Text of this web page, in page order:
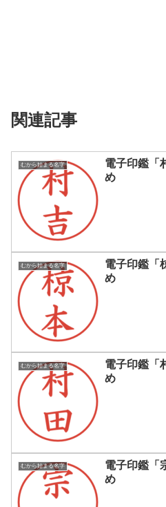
関連記事
むから始まる名字
電子印鑑「
め
むから始まる名字
電子印鑑「
め
むから始まる名字
電子印鑑「
め
むから始まる名字
電子印鑑「
め